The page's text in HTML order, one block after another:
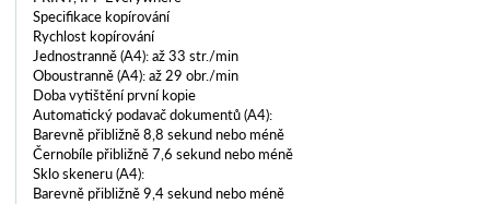
Specifikace kopírování
Rychlost kopírování
Jednostranně (A4): až 33 str./min
Oboustranně (A4): až 29 obr./min
Doba vytištění první kopie
Automatický podavač dokumentů (A4):
Barevně přibližně 8,8 sekund nebo méně
Černobíle přibližně 7,6 sekund nebo méně
Sklo skeneru (A4):
Barevně přibližně 9,4 sekund nebo méně